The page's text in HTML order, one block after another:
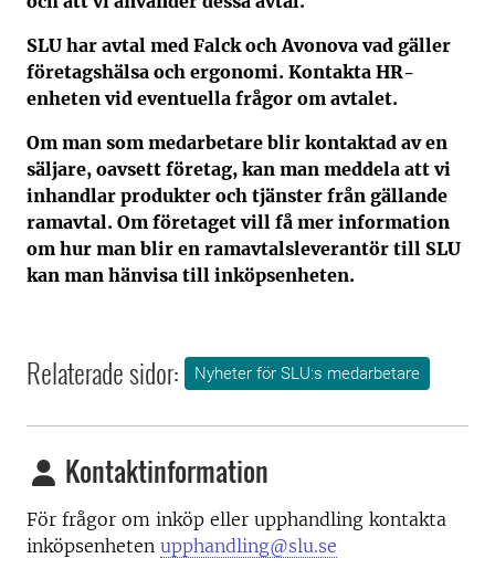
SLU har avtal med Falck och Avonova vad gäller
företagshälsa och ergonomi. Kontakta HR-
enheten vid eventuella frågor om avtalet.
Om man som medarbetare blir kontaktad av en
säljare, oavsett företag, kan man meddela att vi
inhandlar produkter och tjänster från gällande
ramavtal. Om företaget vill få mer information
om hur man blir en ramavtalsleverantör till SLU
kan man hänvisa till inköpsenheten.
Relaterade sidor: Nyheter för SLU:s medarbetare
Kontaktinformation
För frågor om inköp eller upphandling kontakta
inköpsenheten upphandling@slu.se